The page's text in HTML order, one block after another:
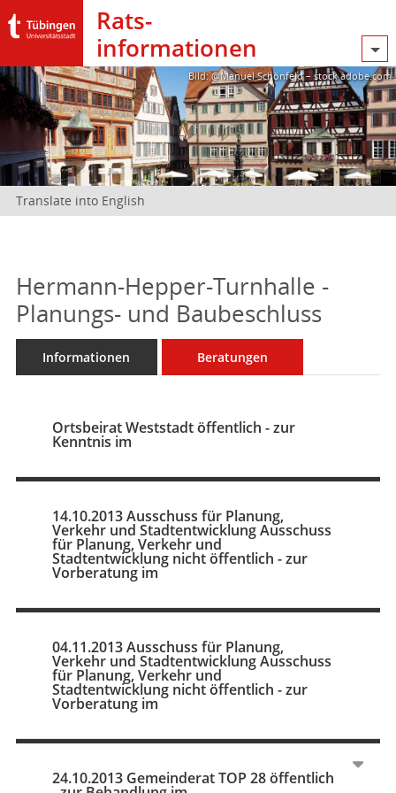
Rats­
informationen
Bild: @Manuel Schönfeld – stock.adobe.com
Translate into English
Hermann-Hepper-Turnhalle -
Planungs- und Baubeschluss
Informationen Beratungen
Ortsbeirat Weststadt öffentlich - zur
Kenntnis im
14.10.2013 Ausschuss für Planung,
Verkehr und Stadtentwicklung Ausschuss
für Planung, Verkehr und
Stadtentwicklung nicht öffentlich - zur
Vorberatung im
04.11.2013 Ausschuss für Planung,
Verkehr und Stadtentwicklung Ausschuss
für Planung, Verkehr und
Stadtentwicklung nicht öffentlich - zur
Vorberatung im
24.10.2013 Gemeinderat TOP 28 öffentlich